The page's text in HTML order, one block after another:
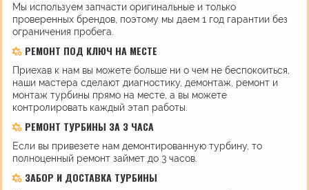
Мы используем запчасти оригинальные и только
проверенных брендов, поэтому мы даем 1 год гарантии без
ограничения пробега.
РЕМОНТ ПОД КЛЮЧ НА МЕСТЕ
Приехав к нам вы можете больше ни о чем не беспокоиться,
наши мастера сделают диагностику, демонтаж, ремонт и
монтаж турбины прямо на месте, а вы можете
контролировать каждый этап работы.
РЕМОНТ ТУРБИНЫ ЗА 3 ЧАСА
Если вы привезете нам демонтированную турбину, то
полноценный ремонт займет до 3 часов.
ЗАБОР И ДОСТАВКА ТУРБИНЫ